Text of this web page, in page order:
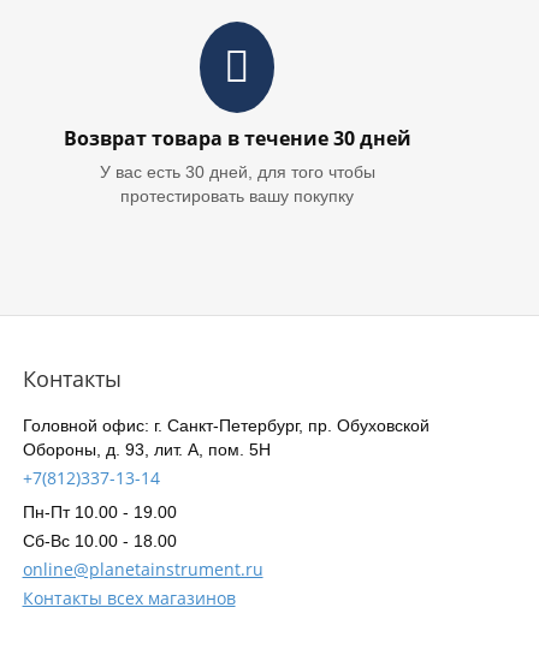
Возврат товара в течение 30 дней
У вас есть 30 дней, для того чтобы
протестировать вашу покупку
Контакты
Головной офис: г. Санкт-Петербург, пр. Обуховской
Обороны, д. 93, лит. А, пом. 5Н
+7(812)337-13-14
Пн-Пт 10.00 - 19.00
Сб-Вс 10.00 - 18.00
online@planetainstrument.ru
Контакты всех магазинов